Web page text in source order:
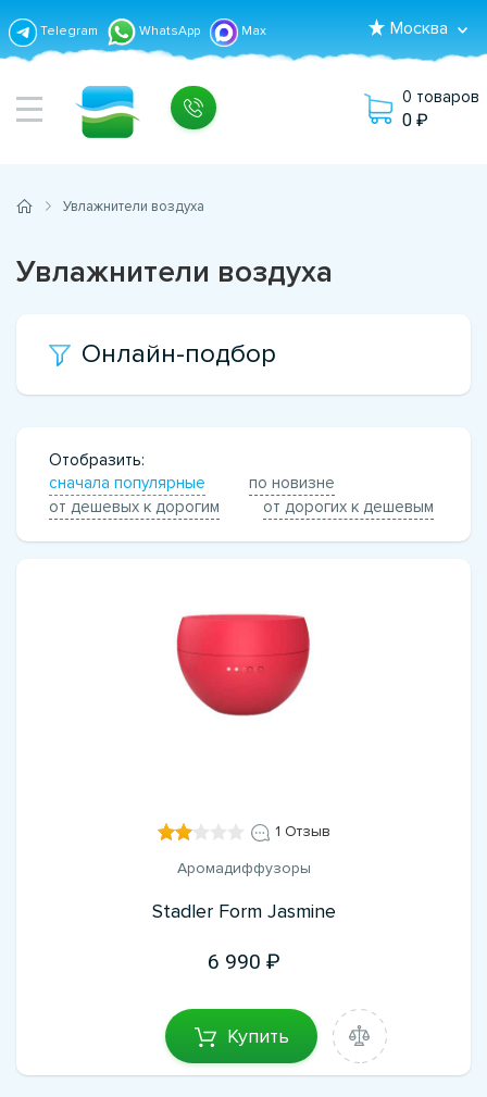
Telegram WhatsApp Max Москва
0 товаров
0
Увлажнители воздуха
Увлажнители воздуха
Онлайн-подбор
Отобразить:
сначала популярные
по новизне
от дешевых к дорогим
от дорогих к дешевым
1 Отзыв
Аромадиффузоры
Stadler Form Jasmine
6 990
Купить